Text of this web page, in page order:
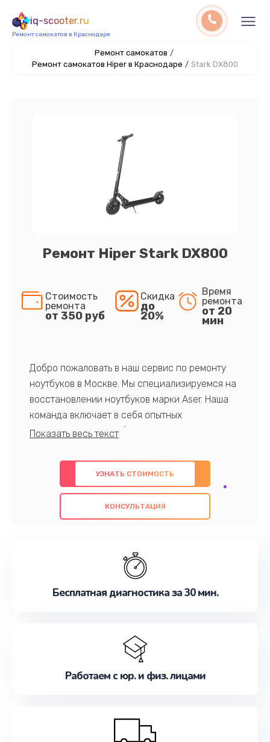
iq-scooter.ru
Ремонт самокатов в Краснодаре
Ремонт самокатов /
Ремонт самокатов Hiper в Краснодаре / Stark DX800
Ремонт Hiper Stark DX800
Стоимость
ремонта
от 350 руб
Скидка
до
20%
Время
ремонта
от 20
мин
Добро пожаловать в наш сервис по ремонту
ноутбуков в Москве. Мы специализируемся на
восстановлении ноутбуков марки Aser. Наша
команда включает в себя опытных
профессионалов с обширными знаниями и
предлагаем быстрый и качественный ремонт с
использованием оригинальных компонентов, а
также гарантируем качество всех
проведенных работ. Наша цель - предоставить
наилучшим образом. Не медлите записаться на
УЗНАТЬ СТОИМОСТЬ
КОНСУЛЬТАЦИЯ
Бесплатная диагностика за 30 мин.
Работаем с юр. и физ. лицами